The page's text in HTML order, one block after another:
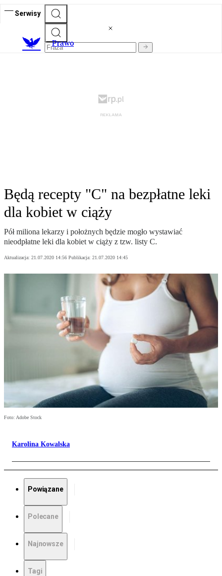
Serwisy
Prawo
Będą recepty "C" na bezpłatne leki
dla kobiet w ciąży
Pół miliona lekarzy i położnych będzie mogło wystawiać
nieodpłatne leki dla kobiet w ciąży z tzw. listy C.
Aktualizacja: 21.07.2020 14:56 Publikacja: 21.07.2020 14:45
Foto: Adobe Stock
Karolina Kowalska
Powiązane
Polecane
Najnowsze
Tagi